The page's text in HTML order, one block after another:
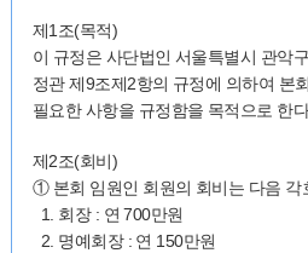
제1조(목적)
이 규정은 사단법인 서울특별시 관악
정관 제9조제2항의 규정에 의하여 본
필요한 사항을 규정함을 목적으로 한
제2조(회비)
① 본회 임원인 회원의 회비는 다음 각
1. 회장 : 연 700만원
2. 명예회장 : 연 150만원